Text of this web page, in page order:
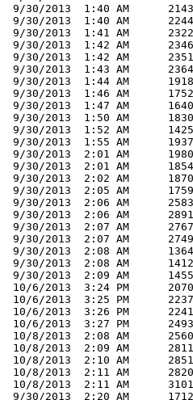
9/30/2013  1:40 AM
9/30/2013  1:40 AM
9/30/2013  1:41 AM
9/30/2013  1:42 AM
9/30/2013  1:42 AM
9/30/2013  1:43 AM
9/30/2013  1:44 AM
9/30/2013  1:46 AM
9/30/2013  1:47 AM
9/30/2013  1:50 AM
9/30/2013  1:52 AM
9/30/2013  1:55 AM
9/30/2013  2:01 AM
9/30/2013  2:01 AM
9/30/2013  2:02 AM
9/30/2013  2:05 AM
9/30/2013  2:06 AM
9/30/2013  2:06 AM
9/30/2013  2:07 AM
9/30/2013  2:07 AM
9/30/2013  2:08 AM
9/30/2013  2:08 AM
9/30/2013  2:09 AM
10/6/2013  3:24 PM
10/6/2013  3:25 PM
10/6/2013  3:26 PM
10/6/2013  3:27 PM
10/8/2013  2:08 AM
10/8/2013  2:09 AM
10/8/2013  2:10 AM
10/8/2013  2:11 AM
10/8/2013  2:11 AM
9/30/2013  2:20 AM